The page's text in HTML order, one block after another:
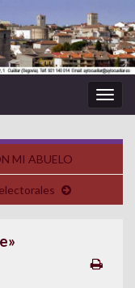
la
MI ABUELO